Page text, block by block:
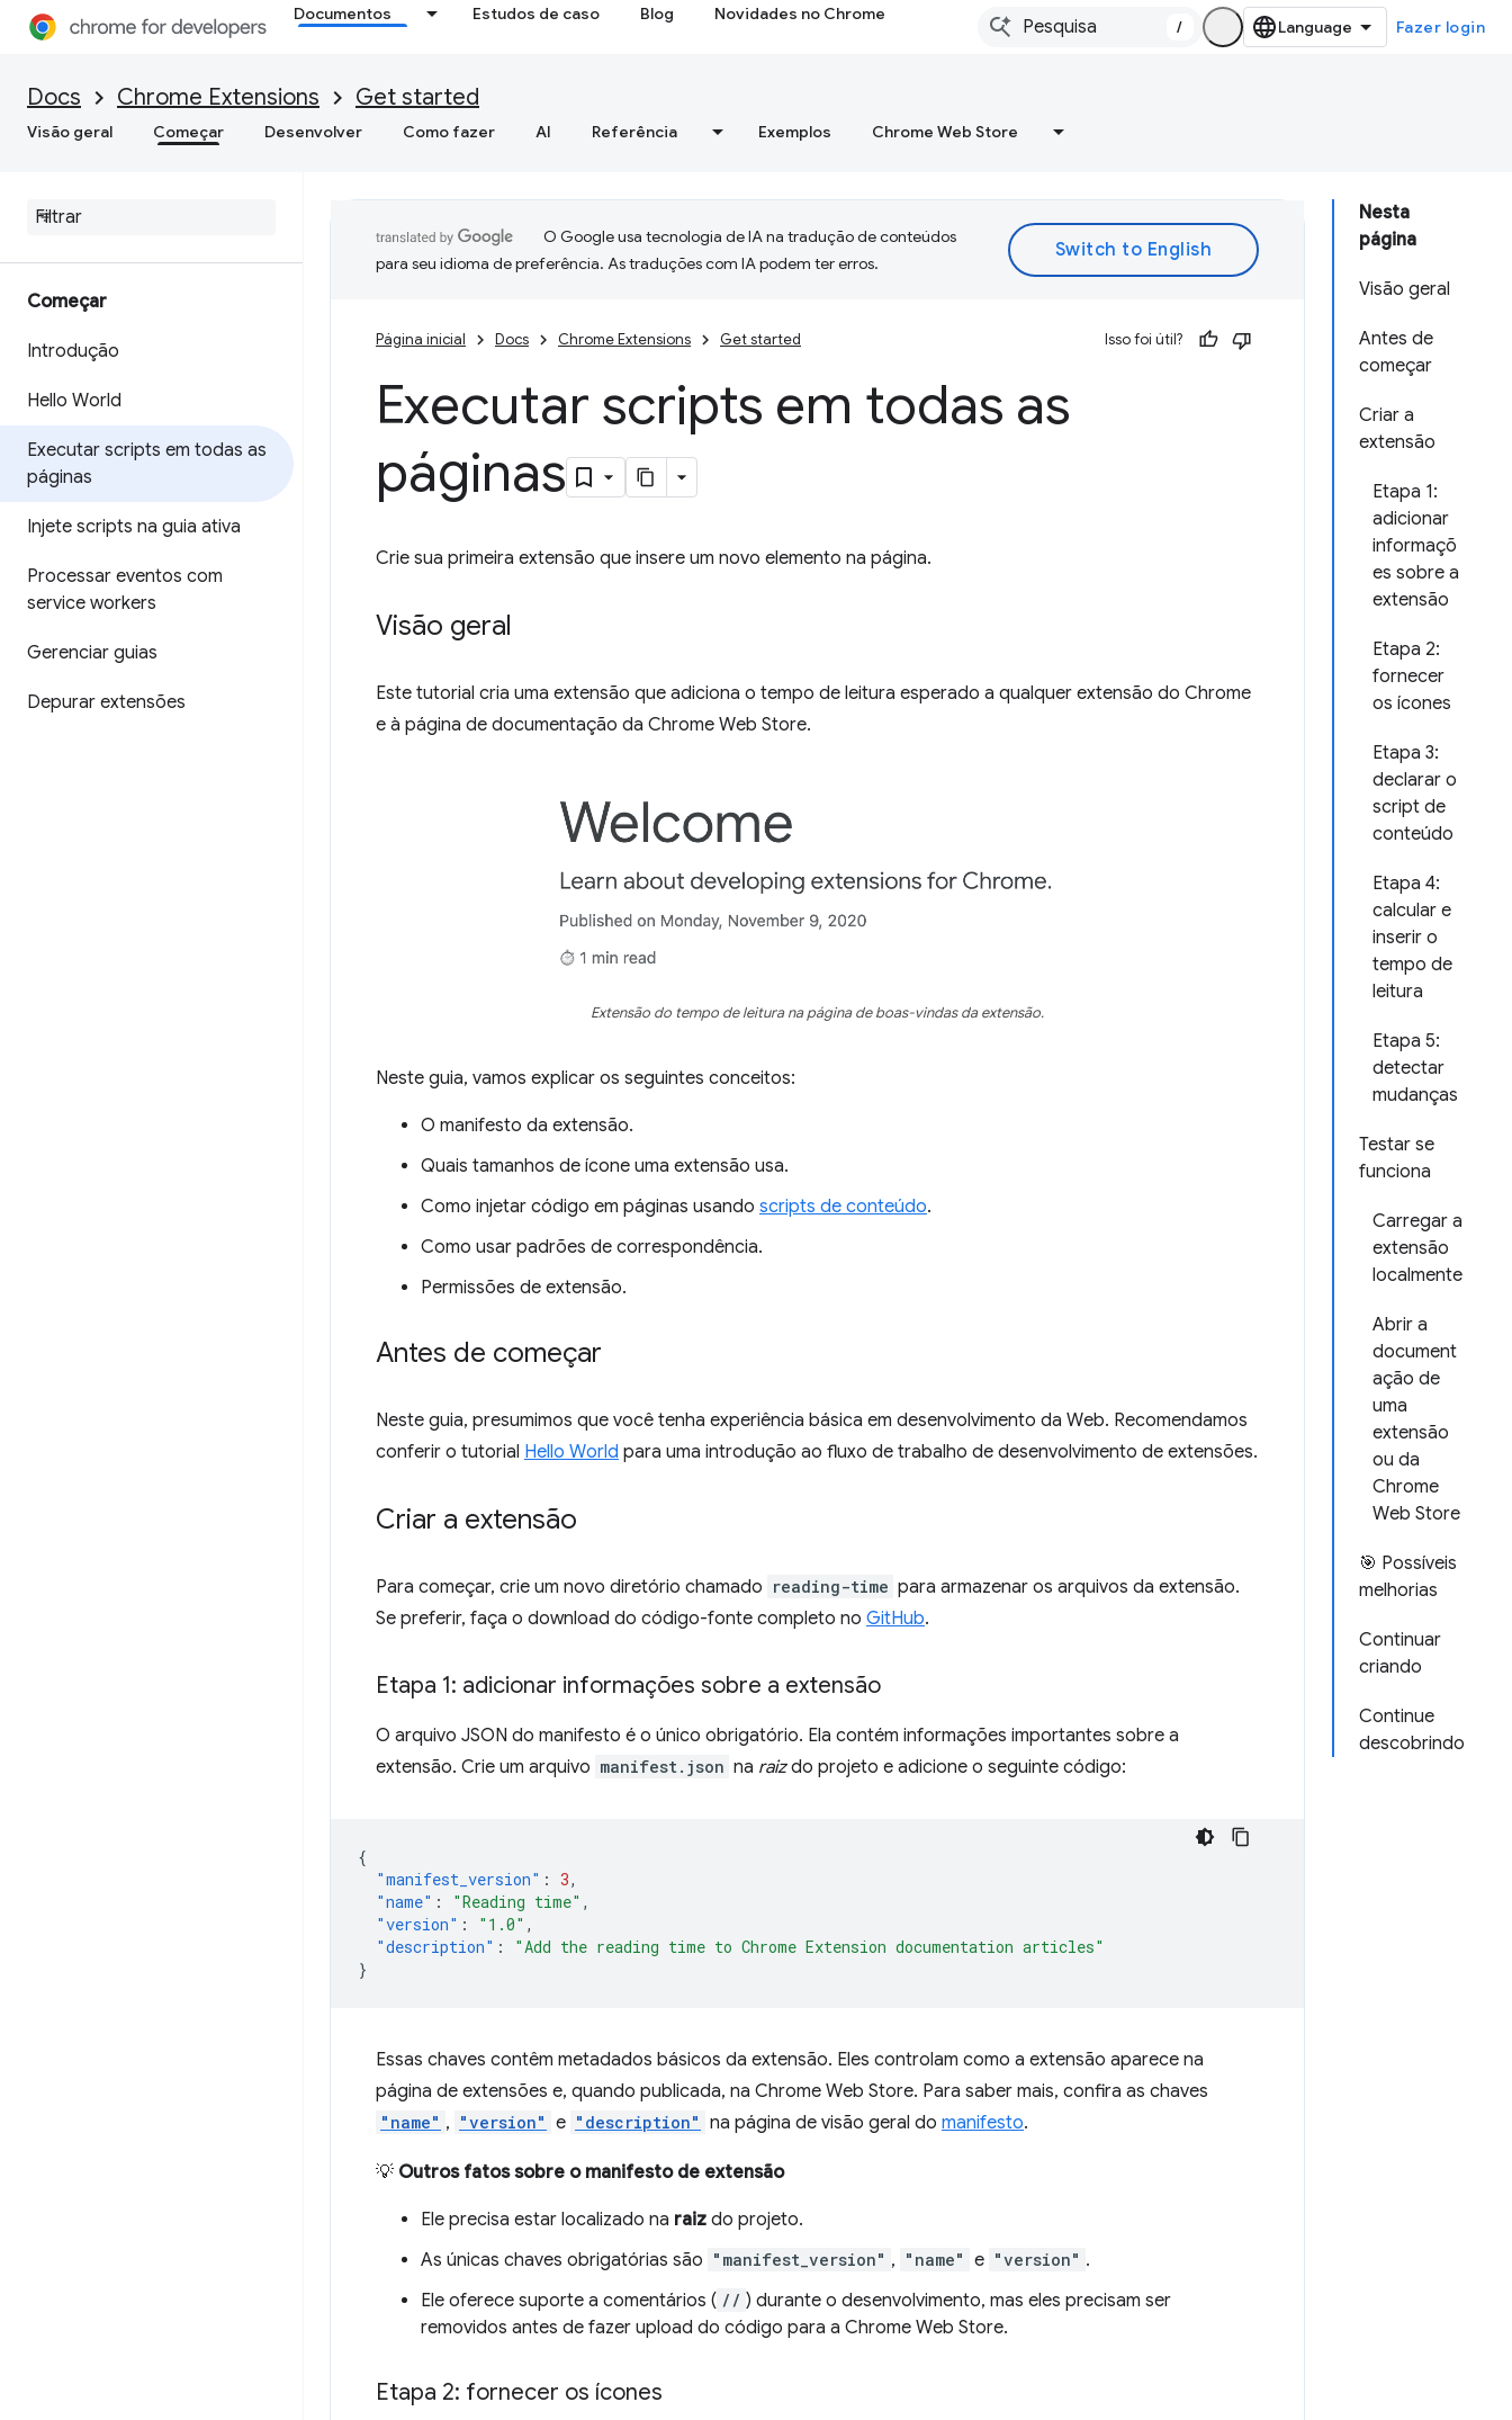
Documentos Estudos de caso Blog Novidades no Chrome
/ Fazer login
Docs Chrome Extensions Get started
Visão geral Começar Desenvolver Como fazer AI Referência Exemplos Chrome Web Store
Começar
Introdução
Hello World
Executar scripts em todas as
páginas
Injete scripts na guia ativa
Processar eventos com
service workers
Gerenciar guias
Depurar extensões
Nesta
página
Visão geral
Antes de
começar
Criar a
extensão
Etapa 1:
adicionar
informaçõ
es sobre a
extensão
Etapa 2:
fornecer
os ícones
Etapa 3:
declarar o
script de
conteúdo
Etapa 4:
calcular e
inserir o
tempo de
leitura
Etapa 5:
detectar
mudanças
Testar se
funciona
Carregar a
extensão
localmente
Abrir a
document
ação de
uma
extensão
ou da
Chrome
Web Store
🎯 Possíveis
melhorias
Continuar
criando
Continue
descobrindo
O Google usa tecnologia de IA na tradução de conteúdos
para seu idioma de preferência. As traduções com IA podem ter erros.
Página inicial Docs Chrome Extensions Get started Isso foi útil?
Executar scripts em todas as
páginas
Crie sua primeira extensão que insere um novo elemento na página.
Visão geral
Este tutorial cria uma extensão que adiciona o tempo de leitura esperado a qualquer extensão do Chrome
e à página de documentação da Chrome Web Store.
Extensão do tempo de leitura na página de boas-vindas da extensão.
Neste guia, vamos explicar os seguintes conceitos:
O manifesto da extensão.
Quais tamanhos de ícone uma extensão usa.
Como injetar código em páginas usando scripts de conteúdo.
Como usar padrões de correspondência.
Permissões de extensão.
Antes de começar
Neste guia, presumimos que você tenha experiência básica em desenvolvimento da Web. Recomendamos
conferir o tutorial Hello World para uma introdução ao fluxo de trabalho de desenvolvimento de extensões.
Criar a extensão
Para começar, crie um novo diretório chamado reading-time para armazenar os arquivos da extensão.
Se preferir, faça o download do código-fonte completo no GitHub.
Etapa 1: adicionar informações sobre a extensão
O arquivo JSON do manifesto é o único obrigatório. Ela contém informações importantes sobre a
extensão. Crie um arquivo manifest.json na raizdo projeto e adicione o seguinte código:
{
"manifest_version" : 3,
"name" : "Reading time" ,
"version" : "1.0" ,
"description" :
"Add the reading time to Chrome Extension documentation articles"
}
Essas chaves contêm metadados básicos da extensão. Eles controlam como a extensão aparece na
página de extensões e, quando publicada, na Chrome Web Store. Para saber mais, confira as chaves
"name" , "version" e "description" na página de visão geral do manifesto.
💡 Outros fatos sobre o manifesto de extensão
Ele precisa estar localizado na raiz do projeto.
As únicas chaves obrigatórias são "manifest_version" , "name" e "version" .
Ele oferece suporte a comentários ( // ) durante o desenvolvimento, mas eles precisam ser
removidos antes de fazer upload do código para a Chrome Web Store.
Etapa 2: fornecer os ícones